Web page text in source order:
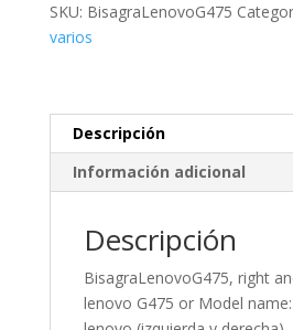
Model
name:20080,
bisagra
(izquierda
derecha),
Utilizado
SKU: BisagraLenovoG475
varios
Descripción
Información adicional
Descripción
BisagraLenovoG475, right
lenovo G475 or Model